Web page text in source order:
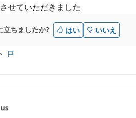
ていただきました
立ちましたか? はい いいえ
ト